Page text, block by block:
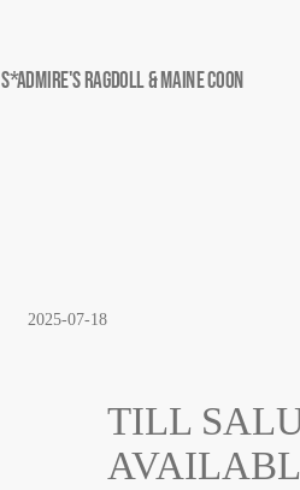
S*Admire's Ragdoll & Maine Coon
2025-07-18
TILL